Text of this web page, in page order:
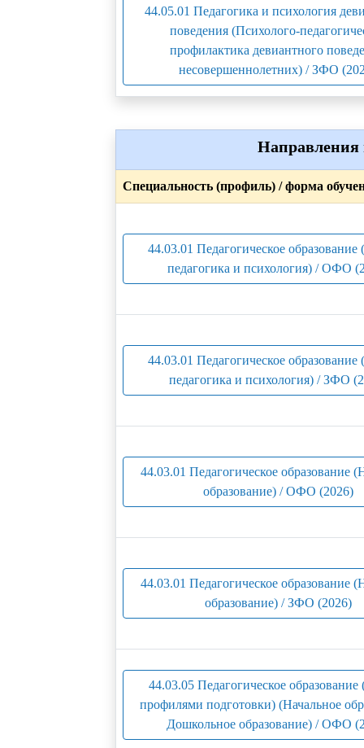
44.05.01 Педагогика и психология
поведения (Психолого-
профилактика девиантного
несовершеннолетних) / ЗФО
Направления
Специальность (профиль) / форма
44.03.01 Педагогическое образование
педагогика и психология) / ОФО
44.03.01 Педагогическое образование
педагогика и психология) / ЗФО
44.03.01 Педагогическое образование
образование) / ОФО (2026)
44.03.01 Педагогическое образование
образование) / ЗФО (2026)
44.03.05 Педагогическое образование
профилями подготовки) (Начальное
Дошкольное образование) / ОФО